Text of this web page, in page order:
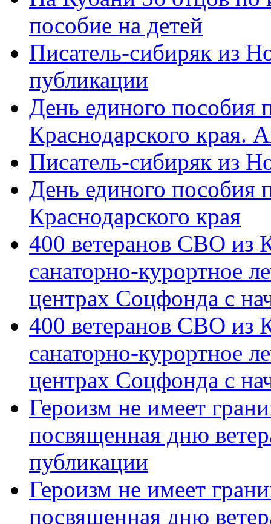
пособие на детей
Писатель-сибиряк из
публикации
День единого пособия
Краснодарского края.
Писатель-сибиряк из
День единого пособия
Краснодарского края
400 ветеранов СВО из
санаторно-курортное
центрах Соцфонда с
400 ветеранов СВО из
санаторно-курортное
центрах Соцфонда с
Героизм не имеет
посвященная дню
публикации
Героизм не имеет
посвященная дню